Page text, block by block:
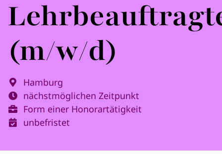
(m/w/d)
Hamburg
nächstmöglichen Zeitpunkt
Form einer Honorartätigkeit
unbefristet